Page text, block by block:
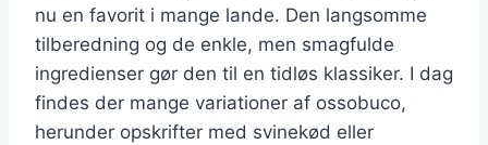
nu en favorit i mange lande. Den langsomme
tilberedning og de enkle, men smagfulde
ingredienser gør den til en tidløs klassiker. I dag
findes der mange variationer af ossobuco,
herunder opskrifter med svinekød eller